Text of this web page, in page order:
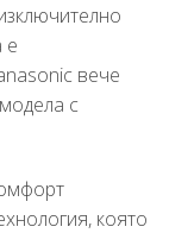
е
вече
с
която